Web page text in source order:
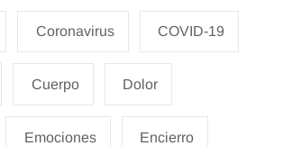
Coronavirus COVID-19
Cuerpo Dolor
Emociones Encierro